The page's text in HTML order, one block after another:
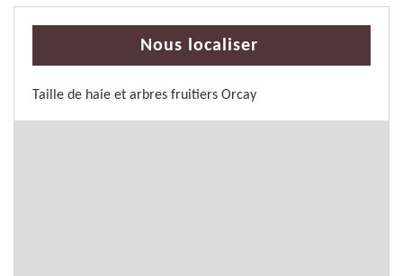
Nous localiser
Taille de haie et arbres fruitiers Orcay